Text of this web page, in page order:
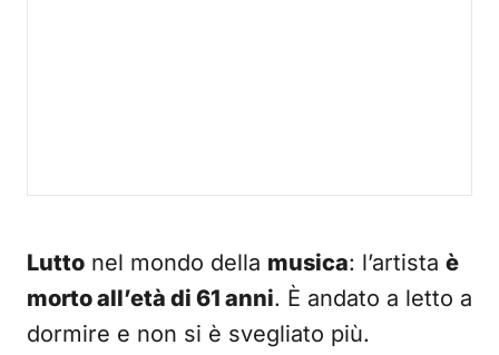
Lutto nel mondo della musica: l’artista è
morto all’età di 61 anni. È andato a letto a
dormire e non si è svegliato più.